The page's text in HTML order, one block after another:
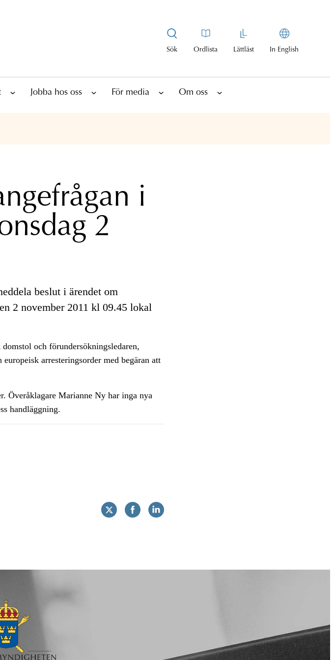
Sök Ordlista Lättläst In English
Jobba hos oss För media Om oss
i
2
beslut i ärendet om
2 november 2011 kl 09.45 lokal
och förundersökningsledaren,
arresteringsorder med begäran att
Överåklagare Marianne Ny har inga nya
handläggning.